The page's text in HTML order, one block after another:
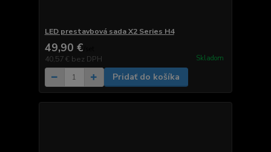
LED prestavbová sada X2 Series H4
49,90 €
40,57 € bez DPH Skladom
Pridať do košíka